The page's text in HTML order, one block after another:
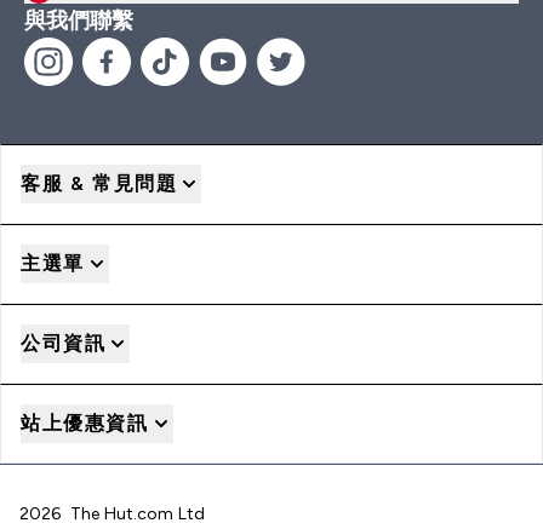
與我們聯繫
客服 & 常見問題
主選單
公司資訊
站上優惠資訊
2026 The Hut.com Ltd